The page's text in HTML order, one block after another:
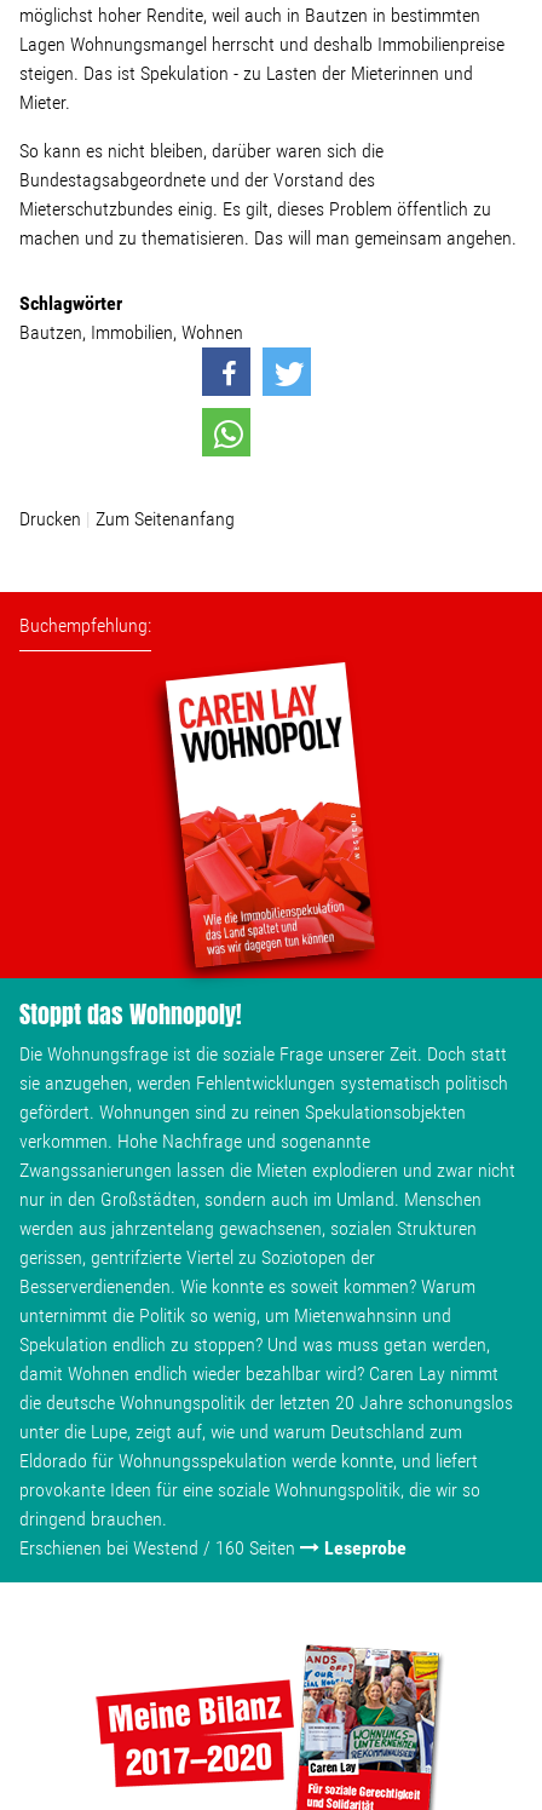
Pressebilder
Termine
Stellenangebot
Team
Transparenz
Mediathek
Über mich
Lebenslauf
Wohnopoly
Das Buch
Leseprobe
Pressestimmen
Bestellen
möglichst hoher Rendite, weil auch in Bautzen in bestimmten
Lagen Wohnungsmangel herrscht und deshalb Immobilienpreise
steigen. Das ist Spekulation - zu Lasten der Mieterinnen und
Mieter.
So kann es nicht bleiben, darüber waren sich die
Bundestagsabgeordnete und der Vorstand des
Mieterschutzbundes einig. Es gilt, dieses Problem öffentlich zu
machen und zu thematisieren. Das will man gemeinsam angehen.
Schlagwörter
Bautzen Immobilien Wohnen
Drucken Zum Seitenanfang
Buchempfehlung:
Stoppt das Wohnopoly!
Die Wohnungsfrage ist die soziale Frage unserer Zeit. Doch statt
sie anzugehen, werden Fehlentwicklungen systematisch politisch
gefördert. Wohnungen sind zu reinen Spekulationsobjekten
verkommen. Hohe Nachfrage und sogenannte
Zwangssanierungen lassen die Mieten explodieren und zwar nicht
nur in den Großstädten, sondern auch im Umland. Menschen
werden aus jahrzentelang gewachsenen, sozialen Strukturen
gerissen, gentrifzierte Viertel zu Soziotopen der
Besserverdienenden. Wie konnte es soweit kommen? Warum
unternimmt die Politik so wenig, um Mietenwahnsinn und
Spekulation endlich zu stoppen? Und was muss getan werden,
damit Wohnen endlich wieder bezahlbar wird? Caren Lay nimmt
die deutsche Wohnungspolitik der letzten 20 Jahre schonungslos
unter die Lupe, zeigt auf, wie und warum Deutschland zum
Eldorado für Wohnungsspekulation werde konnte, und liefert
provokante Ideen für eine soziale Wohnungspolitik, die wir so
dringend brauchen.
Erschienen bei Westend / 160 Seiten
Leseprobe